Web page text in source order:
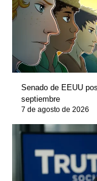
Senado de EEUU
septiembre
7 de agosto de 2026